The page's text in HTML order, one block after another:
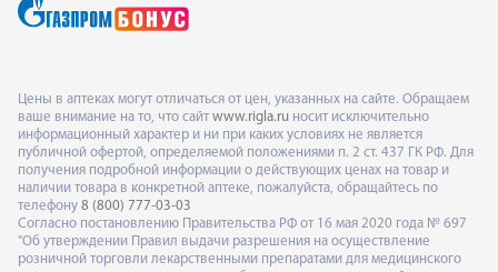
Цены в аптеках могут отличаться от цен, указанных на сайте. Обращаем
ваше внимание на то, что сайт www.rigla.ru носит исключительно
информационный характер и ни при каких условиях не является
публичной офертой, определяемой положениями п. 2 ст. 437 ГК РФ. Для
получения подробной информации о действующих ценах на товар и
наличии товара в конкретной аптеке, пожалуйста, обращайтесь по
телефону 8 (800) 777-03-03
Согласно постановлению Правительства РФ от 16 мая 2020 года № 697
"Об утверждении Правил выдачи разрешения на осуществление
розничной торговли лекарственными препаратами для медицинского